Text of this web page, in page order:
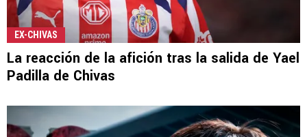
EX-CHIVAS
La reacción de la afición tras la salida de Yael
Padilla de Chivas